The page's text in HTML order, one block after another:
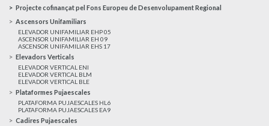
Projecte cofinançat pel Fons Europeu de Desenvolupament Regional
Ascensors Unifamiliars
ELEVADOR UNIFAMILIAR EHP 05
ASCENSOR UNIFAMILIAR EH 09
ASCENSOR UNIFAMILIAR EHS 17
Elevadors Verticals
ELEVADOR VERTICAL ENI
ELEVADOR VERTICAL BLM
ELEVADOR VERTICAL BLE
Plataformes Pujaescales
PLATAFORMA PUJAESCALES HL6
PLATAFORMA PUJAESCALES EA9
Cadires Pujaescales